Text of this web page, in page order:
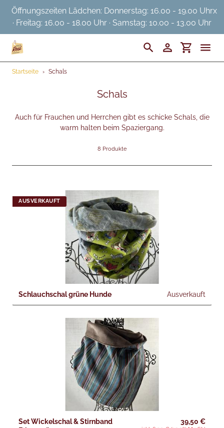
Direkt
zum
Inhalt
Öffnungszeiten Lädchen: Donnerstag: 16.00 - 19.00 Uhr
· Freitag: 16.00 - 18.00 Uhr · Samstag: 10.00 - 13.00 Uhr
x
SuchenEinloggen
Hunger
Das sind wir
Termine
Startseite › Schals
S
m
m
u
n
:
Schals
Auch für Frauchen und Herrchen gibt es schicke Schals, die
warm halten beim Spaziergang.
8 Produkte
AUSVERKAUFT
Schlauchschal grüne Hunde Ausverkauft
Set Wickelschal & Stirnband
39,50 €